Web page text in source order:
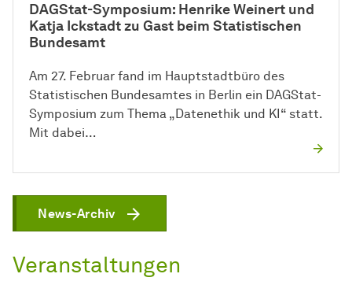
DAGStat-Symposium: Henrike Weinert und
Katja Ickstadt zu Gast beim Statistischen
Bundesamt
Am 27. Februar fand im Hauptstadtbüro des
Statistischen Bundesamtes in Berlin ein DAGStat-
Symposium zum Thema „Datenethik und KI“ statt.
Mit dabei…
News-Archiv
Veranstaltungen